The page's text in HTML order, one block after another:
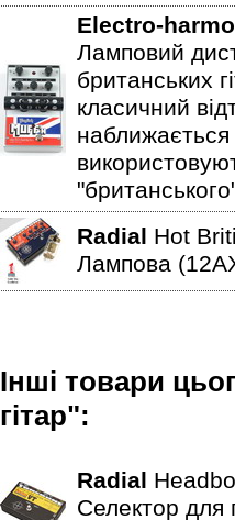
Electro-
Ламповий
британських
класичний
Radial Hot
Лампова
Інші товари
гітар":
Radial
Селектор для